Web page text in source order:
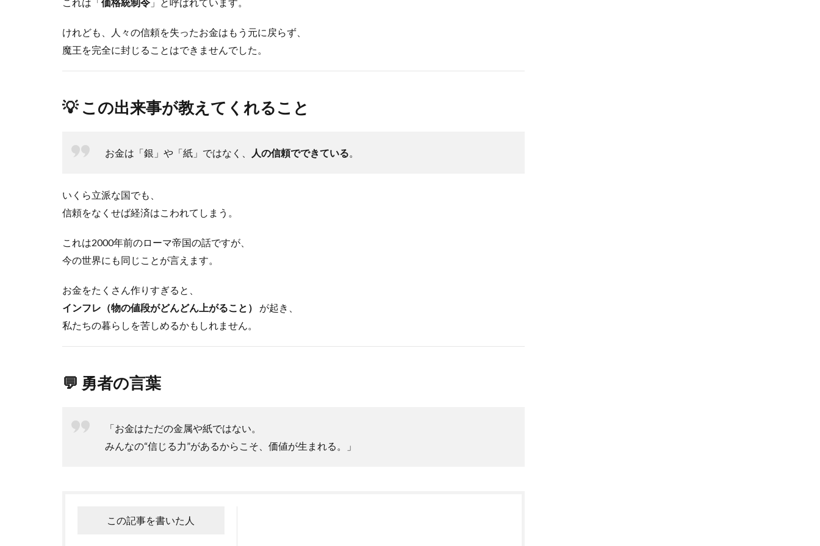
けれども、人々の信頼を失ったお金はもう元に戻らず、
魔王を完全に封じることはできませんでした。
💡 この出来事が教えてくれること
お金は「銀」や「紙」ではなく、 人の信頼でできている
いくら立派な国でも、
信頼をなくせば経済はこわれてしまう。
これは2000年前のローマ帝国の話ですが、
今の世界にも同じことが言えます。
お金をたくさん作りすぎると、
インフレ（物の値段がどんどん上がること）
が起き、
私たちの暮らしを苦しめるかもしれません。
💬 勇者の言葉
「お金はただの金属や紙ではない。
みんなの“信じる力”があるからこそ、価値が生まれる。」
この記事を書いた人